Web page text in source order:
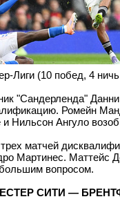
Лиги (10 побед, 4
"Сандерленда"
Ромейн
и Нильсон Ангуло
матчей
Мартинес. Маттейс
вопросом.
СИТИ —